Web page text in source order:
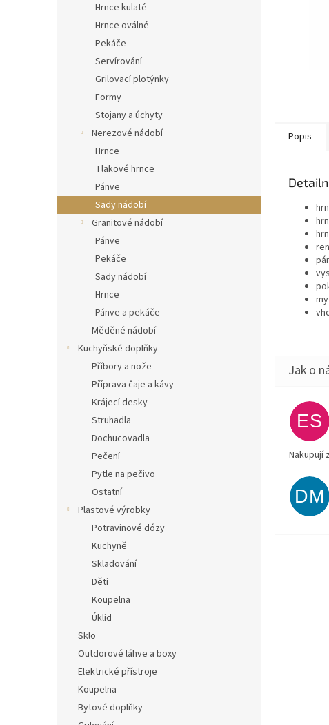
Hrnce kulaté
Hrnce oválné
Pekáče
Servírování
Grilovací plotýnky
Formy
Stojany a úchyty
Nerezové nádobí
Hrnce
Tlakové hrnce
Pánve
Sady nádobí
Granitové nádobí
Pánve
Pekáče
Sady nádobí
Hrnce
Pánve a pekáče
Měděné nádobí
Kuchyňské doplňky
Příbory a nože
Příprava čaje a kávy
Krájecí desky
Struhadla
Dochucovadla
Pečení
Pytle na pečivo
Ostatní
Plastové výrobky
Potravinové dózy
Kuchyně
Skladování
Děti
Koupelna
Úklid
Sklo
Outdorové láhve a boxy
Elektrické přístroje
Koupelna
Bytové doplňky
Popis
ES
Nakupují
DM